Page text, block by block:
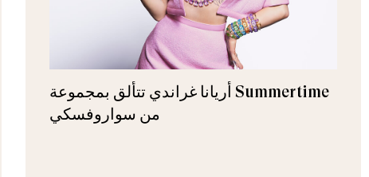
أريانا غراندي تتألق بمجموعة Summertime
من سواروفسكي